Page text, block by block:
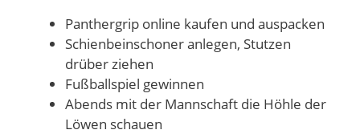
Panthergrip online kaufen und auspacken
Schienbeinschoner anlegen, Stutzen
drüber ziehen
Fußballspiel gewinnen
Abends mit der Mannschaft die Höhle der
Löwen schauen